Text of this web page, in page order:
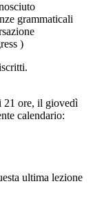
grammaticali
)
21 ore, il giovedì
calendario:
ultima lezione